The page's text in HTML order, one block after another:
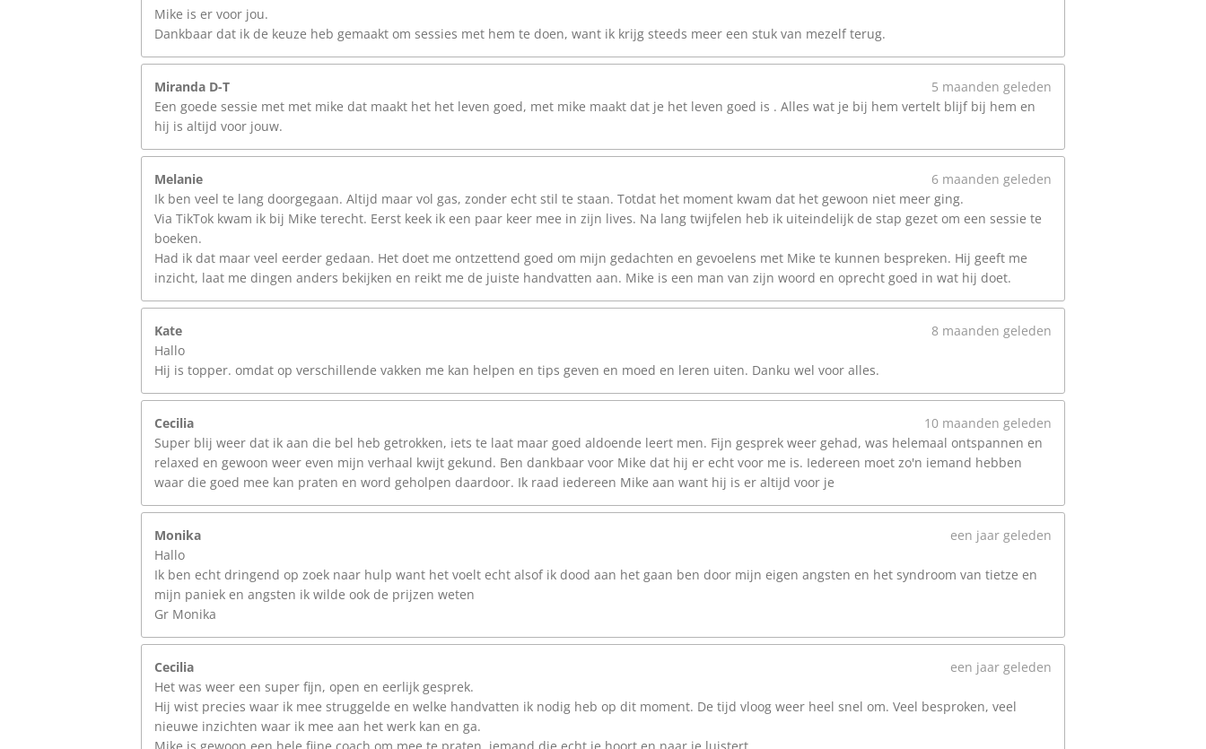
Mike is er voor jou.
Dankbaar dat ik de keuze heb gemaakt om sessies met hem te doen, want ik krijg steeds meer een stuk van mezelf terug.
Miranda D-T
5 maanden geleden
Een goede sessie met met mike dat maakt het het leven goed, met mike maakt dat je het leven goed is . Alles wat je bij hem vertelt blijf bij hem en
hij is altijd voor jouw.
Melanie
6 maanden geleden
Ik ben veel te lang doorgegaan. Altijd maar vol gas, zonder echt stil te staan. Totdat het moment kwam dat het gewoon niet meer ging.
Via TikTok kwam ik bij Mike terecht. Eerst keek ik een paar keer mee in zijn lives. Na lang twijfelen heb ik uiteindelijk de stap gezet om een sessie te
boeken.
Had ik dat maar veel eerder gedaan. Het doet me ontzettend goed om mijn gedachten en gevoelens met Mike te kunnen bespreken. Hij geeft me
inzicht, laat me dingen anders bekijken en reikt me de juiste handvatten aan. Mike is een man van zijn woord en oprecht goed in wat hij doet.
Kate
8 maanden geleden
Hallo
Hij is topper. omdat op verschillende vakken me kan helpen en tips geven en moed en leren uiten. Danku wel voor alles.
Cecilia
10 maanden geleden
Super blij weer dat ik aan die bel heb getrokken, iets te laat maar goed aldoende leert men. Fijn gesprek weer gehad, was helemaal ontspannen en
relaxed en gewoon weer even mijn verhaal kwijt gekund. Ben dankbaar voor Mike dat hij er echt voor me is. Iedereen moet zo'n iemand hebben
waar die goed mee kan praten en word geholpen daardoor. Ik raad iedereen Mike aan want hij is er altijd voor je
Monika
een jaar geleden
Hallo
Ik ben echt dringend op zoek naar hulp want het voelt echt alsof ik dood aan het gaan ben door mijn eigen angsten en het syndroom van tietze en
mijn paniek en angsten ik wilde ook de prijzen weten
Gr Monika
Cecilia
een jaar geleden
Het was weer een super fijn, open en eerlijk gesprek.
Hij wist precies waar ik mee struggelde en welke handvatten ik nodig heb op dit moment. De tijd vloog weer heel snel om. Veel besproken, veel
nieuwe inzichten waar ik mee aan het werk kan en ga.
Mike is gewoon een hele fijne coach om mee te praten, iemand die echt je hoort en naar je luistert.